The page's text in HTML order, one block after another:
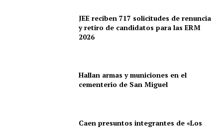
JEE reciben 717 solicitudes de renuncia
y retiro de candidatos para las ERM
2026
Hallan armas y municiones en el
cementerio de San Miguel
Caen presuntos integrantes de «Los